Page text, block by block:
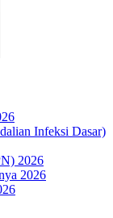
Infeksi Dasar)
2026
2026